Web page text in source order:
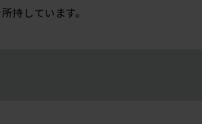
持しています。